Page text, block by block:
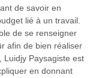
de savoir en
lié à un travail.
de se renseigner
afin de bien réaliser
Luidjy Paysagiste est
en donnant